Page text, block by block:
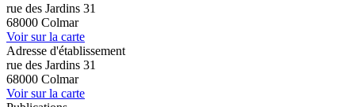
rue des Jardins 31
68000 Colmar
Voir sur la carte
Adresse d'établissement
rue des Jardins 31
68000 Colmar
Voir sur la carte